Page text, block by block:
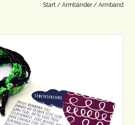
Start / Armbänder / Armband